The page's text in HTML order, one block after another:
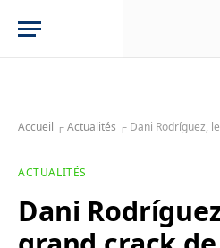
Accueil ┌Actualités ┌ Dani Rodríguez, le plus
ACTUALITÉS
Dani